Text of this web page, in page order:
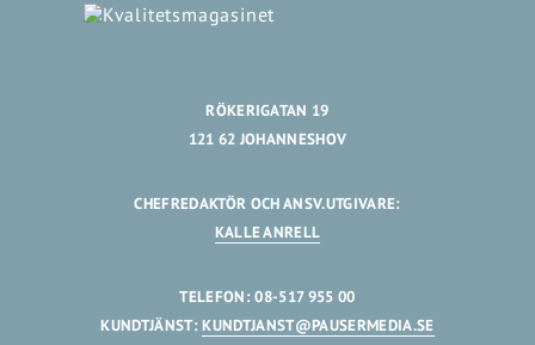
RÖKERIGATAN 19
121 62 JOHANNESHOV
CHEFREDAKTÖR OCH ANSV.UTGIVARE:
KALLE ANRELL
TELEFON: 08-517 955 00
KUNDTJÄNST:KUNDTJANST@PAUSERMEDIA.SE